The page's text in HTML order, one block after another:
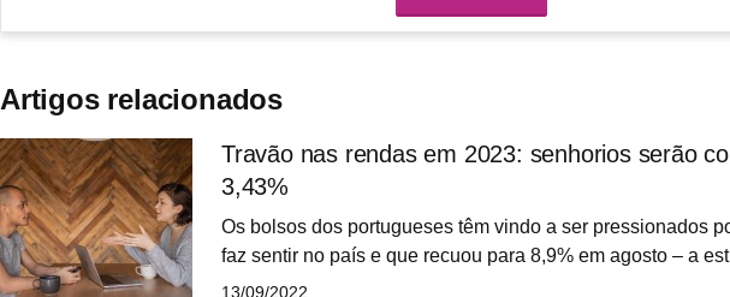
Artigos relacionados
Travão nas rendas em 2023: senhorios serão
3,43%
Os bolsos dos portugueses têm vindo a ser pressionados
faz sentir no país e que recuou para 8,9% em agosto – a
apontava para 9,0%. Os dados foram confirmados esta
13/09/2022